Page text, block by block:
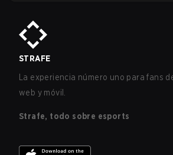
STRAFE
La experiencia número uno para fans
web y móvil.
Strafe, todo sobre esports